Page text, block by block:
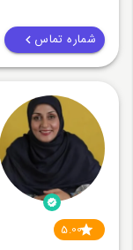
شماره تماس
5.00